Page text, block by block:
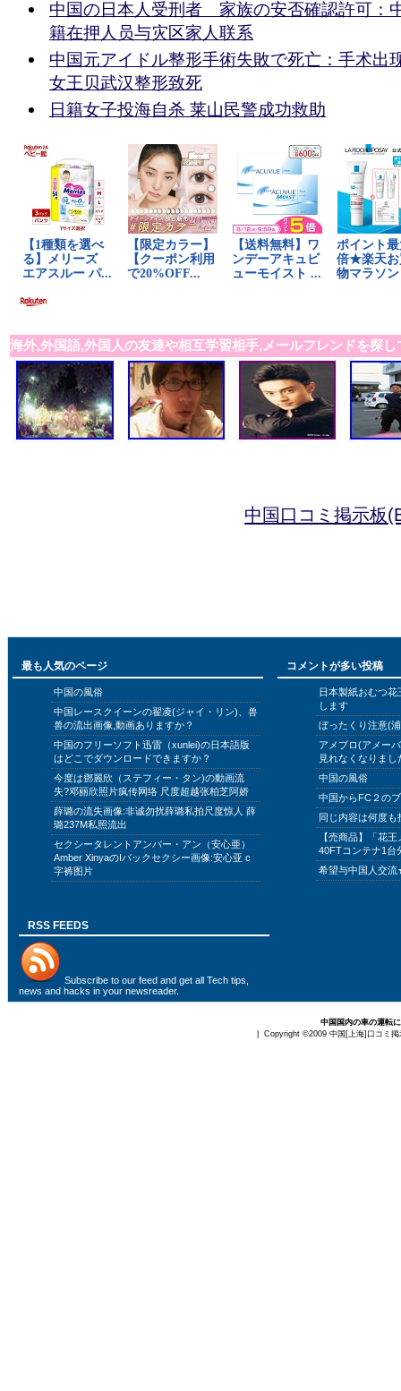
中国の日本人受刑者 家族の安否確認許可：
籍在押人员与灾区家人联系
中国元アイドル整形手術失敗で死亡：手术出
女王贝武汉整形致死
日籍女子投海自杀 莱山民警成功救助
海外,外国語,外国人の友達や相互学習相手,メールフレンドを探し
中国口コミ掲示板
最も人気のページ
中国の風俗
中国レースクイーンの翟凌(ジャイ・リン)、兽
兽の流出画像,動画ありますか？
中国のフリーソフト迅雷（xunlei)の日本語版
はどこでダウンロードできますか？
今度は鄧麗欣（ステフィー・タン)の動画流
失?邓丽欣照片疯传网络 尺度超越张柏芝阿娇
薛璐の流失画像:非诚勿扰薛璐私拍尺度惊人 薛
璐237M私照流出
セクシータレントアンバー・アン（安心亜）
Amber XinyaのIバックセクシー画像:安心亚 c
字裤图片
コメントが多い投稿
日本製紙おむつ
します
ぼったくり注意(
アメブロ(アメー
見れなくなりまし
中国の風俗
中国からFC２の
同じ内容は何度
【売商品】「花
40FTコンテナ1台
希望与中国人交
RSS FEEDS
Subscribe to our feed and get all Tech tips,
news and hacks in your newsreader.
中国国内の車の運転
| Copyright ©2009 中国[上海]口コミ掲